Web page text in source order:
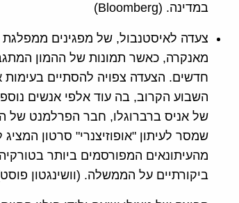
במדינה. (Bloomberg)
צעדה לאיסטנבול, של מפגינים ממפלגת
מאנקרה, כאשר תמונות של ההמון
חדשים. הצעדה צפויה להסתיים
שמסר לעיתון "אופוזיצנרי" סרטון
מהעיתונאים המפורסמים ביותר
ביקורתיים על הממשלה. (וושינגטון